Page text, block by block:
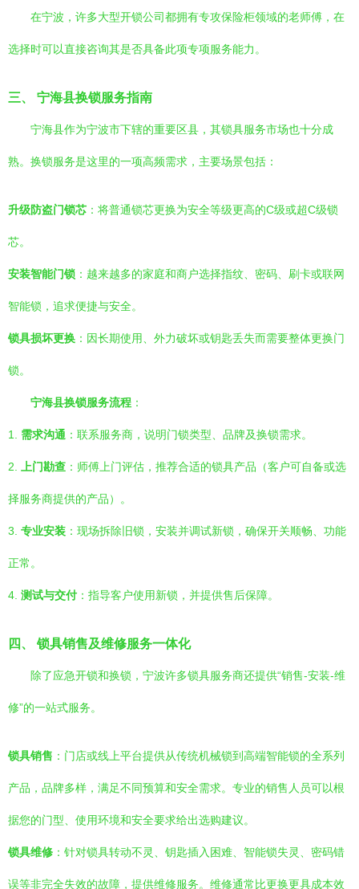
在宁波，许多大型开锁公司都拥有专攻保险柜领域的老师傅，在
选择时可以直接咨询其是否具备此项专项服务能力。
三、 宁海县换锁服务指南
宁海县作为宁波市下辖的重要区县，其锁具服务市场也十分成
熟。换锁服务是这里的一项高频需求，主要场景包括：
升级防盗门锁芯 ：将普通锁芯更换为安全等级更高的C级或超C级锁
芯。
安装智能门锁 ：越来越多的家庭和商户选择指纹、密码、刷卡或联网
智能锁，追求便捷与安全。
锁具损坏更换 ：因长期使用、外力破坏或钥匙丢失而需要整体更换门
锁。
宁海县换锁服务流程 ：
1. 需求沟通 ：联系服务商，说明门锁类型、品牌及换锁需求。
2. 上门勘查 ：师傅上门评估，推荐合适的锁具产品（客户可自备或选
择服务商提供的产品）。
3. 专业安装 ：现场拆除旧锁，安装并调试新锁，确保开关顺畅、功能
正常。
4. 测试与交付 ：指导客户使用新锁，并提供售后保障。
四、 锁具销售及维修服务一体化
除了应急开锁和换锁，宁波许多锁具服务商还提供“销售-安装-维
修”的一站式服务。
锁具销售 ：门店或线上平台提供从传统机械锁到高端智能锁的全系列
产品，品牌多样，满足不同预算和安全需求。专业的销售人员可以根
据您的门型、使用环境和安全要求给出选购建议。
锁具维修 ：针对锁具转动不灵、钥匙插入困难、智能锁失灵、密码错
误等非完全失效的故障，提供维修服务。维修通常比更换更具成本效